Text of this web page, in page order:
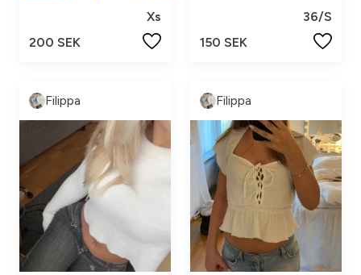
Xs
200 SEK
36/S
150 SEK
Filippa Filippa